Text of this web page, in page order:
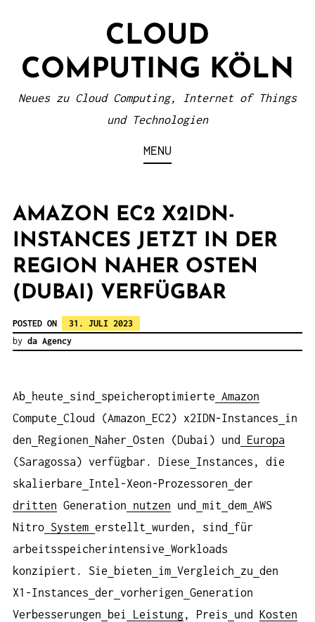
CLOUD
COMPUTING KÖLN
Neues zu Cloud Computing, Internet of Things
und Technologien
MENU
AMAZON EC2 X2IDN-
INSTANCES JETZT IN DER
REGION NAHER OSTEN
(DUBAI) VERFÜGBAR
POSTED ON
31. JULI 2023
by da Agency
Ab heute sind speicheroptimierte Amazon
Compute Cloud (Amazon EC2) x2IDN-Instances
in
den
Regionen Naher Osten (Dubai) und
Europa
(Saragossa) verfügbar. Diese
Instances, die
skalierbare
Intel-Xeon-Prozessoren der
dritten Generation nutzen und mit dem AWS
Nitro System erstellt wurden, sind
für
arbeitsspeicherintensive Workloads
konzipiert. Sie
bieten im Vergleich zu den
X1-Instances der vorherigen Generation
Verbesserungen
bei Leistung, Preis und Kosten